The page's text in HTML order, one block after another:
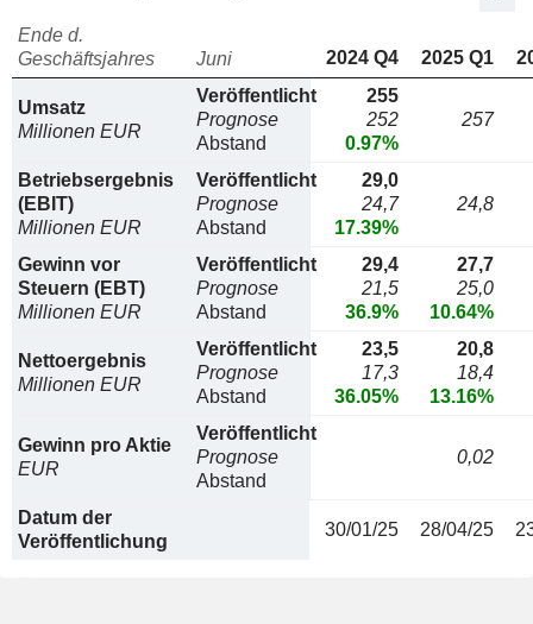
Ende d.
Geschäftsjahres
Juni 2024 Q4 2025 Q1
Umsatz
Millionen EUR
Veröffentlicht
Prognose
Abstand
255
252
0.97%
257
Betriebsergebnis
(EBIT)
Millionen EUR
Veröffentlicht
Prognose
Abstand
29,0
24,7
17.39%
24,8
Gewinn vor
Steuern (EBT)
Millionen EUR
Veröffentlicht
Prognose
Abstand
29,4
21,5
36.9%
27,7
25,0
10.64%
Nettoergebnis
Millionen EUR
Veröffentlicht
Prognose
Abstand
23,5
17,3
36.05%
20,8
18,4
13.16%
Gewinn pro Aktie
EUR
Veröffentlicht
Prognose
Abstand
0,02
Datum der
Veröffentlichung
30/01/25 28/04/25